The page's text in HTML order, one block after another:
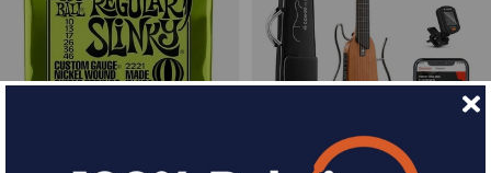
DONNER HUSH-I Silent Guitar